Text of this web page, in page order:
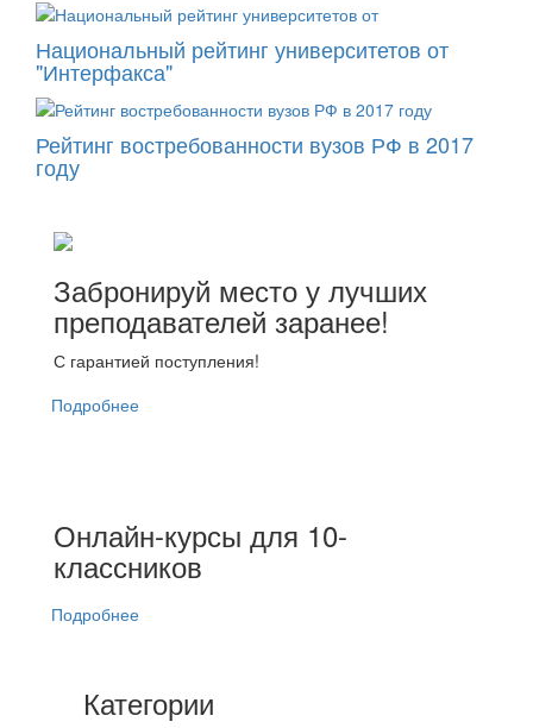
Национальный рейтинг университетов от
"Интерфакса"
Рейтинг востребованности вузов РФ в 2017
году
Забронируй место у лучших
преподавателей заранее!
С гарантией поступления!
Подробнее
Онлайн-курсы для 10-
классников
Подробнее
Категории